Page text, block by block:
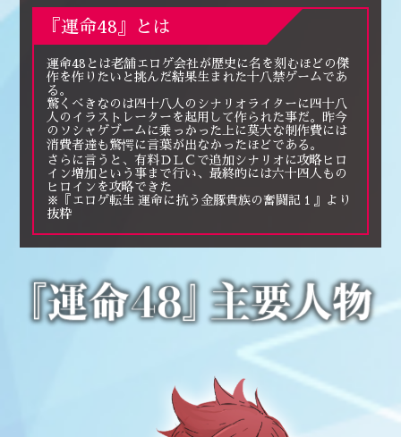
『運命48』とは
運命48とは老舗エロゲ会社が歴史に名を刻むほどの傑
作を作りたいと挑んだ結果生まれた十八禁ゲームであ
る。
驚くべきなのは四十八人のシナリオライターに四十八
人のイラストレーターを起用して作られた事だ。昨今
のソシャゲブームに乗っかった上に莫大な制作費には
消費者達も驚愕に言葉が出なかったほどである。
さらに言うと、有料ＤＬＣで追加シナリオに攻略ヒロ
イン増加という事まで行い、最終的には六十四人もの
ヒロインを攻略できた
※『エロゲ転生 運命に抗う金豚貴族の奮闘記１』より
抜粋